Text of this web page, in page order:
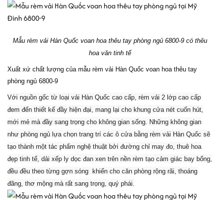
Mẫu rèm vải Hàn Quốc voan hoa thêu tay phòng ngủ 6800-9 có thêu
hoa văn tinh tế
Xuất xứ chất lượng của mẫu rèm vải Hàn Quốc voan hoa thêu tay
phòng ngủ 6800-9
Với nguồn gốc từ loại vải Hàn Quốc cao cấp, rèm vải 2 lớp cao cấp
đem đến thiết kế đầy hiện đại, mang lại cho khung cửa nét cuốn hút,
mới mẻ mà đầy sang trọng cho không gian sống. Những không gian
như phòng ngủ lựa chọn trang trí các ô cửa bằng rèm vải Hàn Quốc sẽ
tạo thành một tác phẩm nghệ thuật bởi đường chỉ may đo, thuê hoa
đẹp tinh tế, dải xếp ly dọc đan xen trên nền rèm tạo cảm giác bay bổng,
đều đều theo từng gợn sóng khiến cho căn phòng rộng rãi, thoáng
đãng, thơ mộng mà rất sang trọng, quý phái.